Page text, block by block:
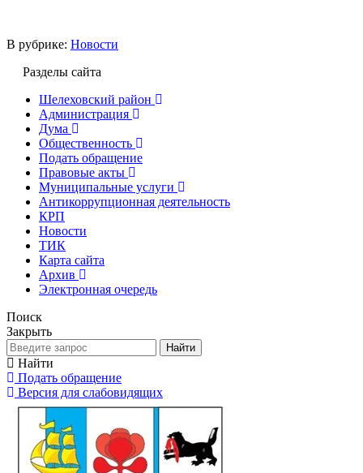
В рубрике: Новости
Разделы сайта
Шелеховский район
Администрация
Дума
Общественность
Подать обращение
Правовые акты
Муниципальные услуги
Антикоррупционная деятельность
КРП
Новости
ТИК
Карта сайта
Архив
Электронная очередь
Поиск
Закрыть
Найти
Найти
Подать обращение
Версия для слабовидящих